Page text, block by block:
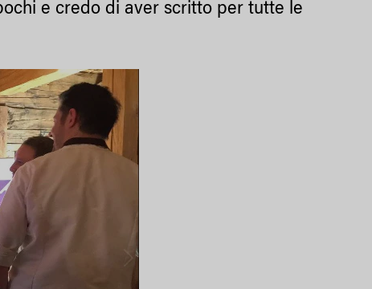
e credo di aver scritto per tutte le